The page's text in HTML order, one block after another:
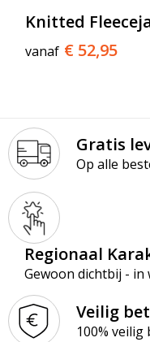
Knitted
vanaf € 52,95
Gratis
Op alle
Regionaal
Gewoon dichtbij - in
Veilig
100% veilig